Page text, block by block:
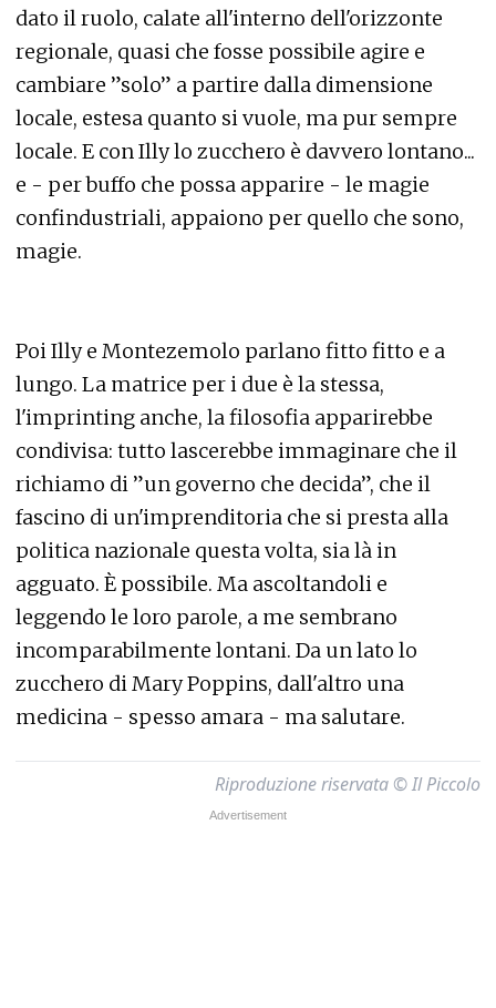
dato il ruolo, calate all'interno dell'orizzonte
regionale, quasi che fosse possibile agire e
cambiare ”solo” a partire dalla dimensione
locale, estesa quanto si vuole, ma pur sempre
locale. E con Illy lo zucchero è davvero lontano...
e - per buffo che possa apparire - le magie
confindustriali, appaiono per quello che sono,
magie.
Poi Illy e Montezemolo parlano fitto fitto e a
lungo. La matrice per i due è la stessa,
l'imprinting anche, la filosofia apparirebbe
condivisa: tutto lascerebbe immaginare che il
richiamo di ”un governo che decida”, che il
fascino di un'imprenditoria che si presta alla
politica nazionale questa volta, sia là in
agguato. È possibile. Ma ascoltandoli e
leggendo le loro parole, a me sembrano
incomparabilmente lontani. Da un lato lo
zucchero di Mary Poppins, dall'altro una
medicina - spesso amara - ma salutare.
Riproduzione riservata © Il Piccolo